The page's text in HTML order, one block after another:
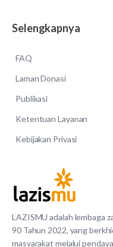
LAZISMU adalah lembaga
90 Tahun 2022, yang
masyarakat melalui
Selengkapnya
FAQ
Laman Donasi
Publikasi
Ketentuan Layanan
Kebijakan Privasi